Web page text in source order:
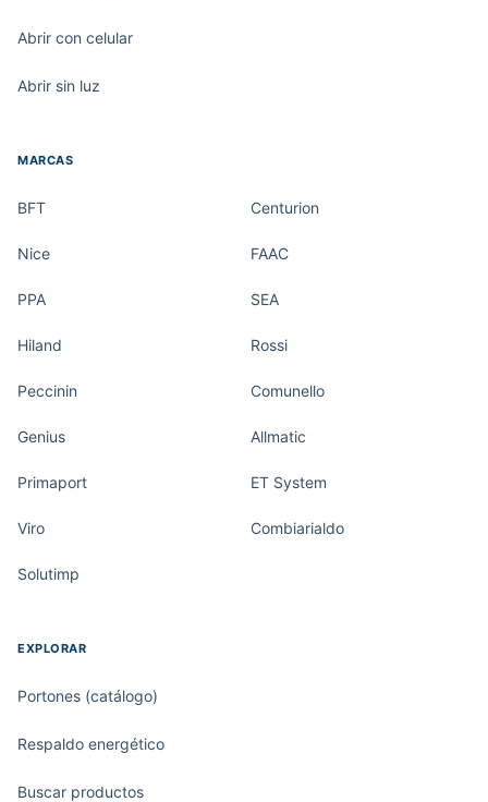
Abrir con celular
Abrir sin luz
MARCAS
BFT Centurion
Nice FAAC
PPA SEA
Hiland Rossi
Peccinin Comunello
Genius Allmatic
Primaport ET System
Viro Combiarialdo
Solutimp
EXPLORAR
Portones (catálogo)
Respaldo energético
Buscar productos